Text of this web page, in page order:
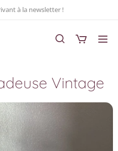
à la newsletter !
Vintage